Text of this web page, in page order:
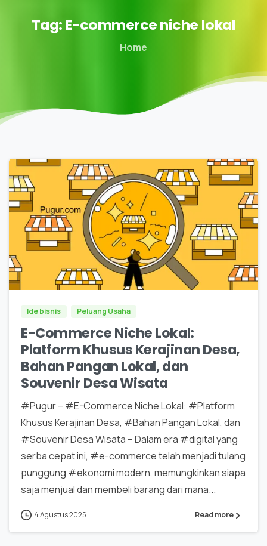
Tag:E-commerceniche lokal
Home
0
Ide bisnis Peluang Usaha
E-Commerce Niche Lokal:
Platform Khusus Kerajinan Desa,
Bahan Pangan Lokal, dan
Souvenir Desa Wisata
#Pugur – #E-Commerce Niche Lokal: #Platform
Khusus Kerajinan Desa, #Bahan Pangan Lokal, dan
#Souvenir Desa Wisata – Dalam era #digital yang
serba cepat ini, #e-commerce telah menjadi tulang
punggung #ekonomi modern, memungkinkan siapa
saja menjual dan membeli barang dari mana...
4 Agustus 2025 Read more